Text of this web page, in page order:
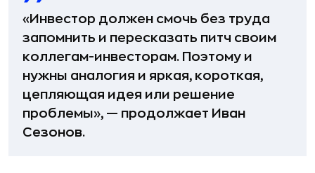
«Инвестор должен смочь без труда
запомнить и пересказать питч своим
коллегам-инвесторам. Поэтому и
нужны аналогия и яркая, короткая,
цепляющая идея или решение
проблемы», — продолжает Иван
Сезонов.